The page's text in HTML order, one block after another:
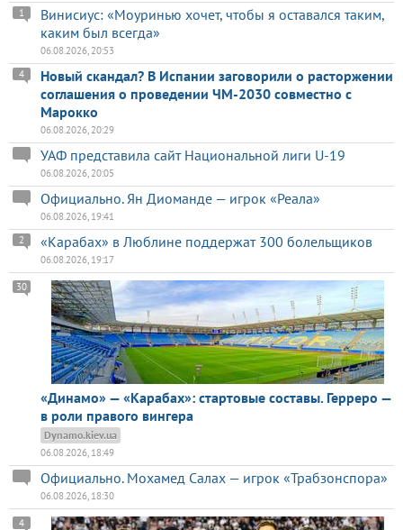
Винисиус: «Моуринью хочет, чтобы я оставался таким,
каким был всегда»
1
06.08.2026, 20:53
Новый скандал? В Испании заговорили о расторжении
соглашения о проведении ЧМ-2030 совместно с
Марокко
4
06.08.2026, 20:29
УАФ представила сайт Национальной лиги U-19
06.08.2026, 20:05
Официально. Ян Диоманде — игрок «Реала»
06.08.2026, 19:41
«Карабах» в Люблине поддержат 300 болельщиков
2
06.08.2026, 19:17
«Динамо» — «Карабах»: стартовые составы. Герреро —
в роли правого вингера
30
Dynamo.kiev.ua
06.08.2026, 18:49
Официально. Мохамед Салах — игрок «Трабзонспора»
06.08.2026, 18:30
4